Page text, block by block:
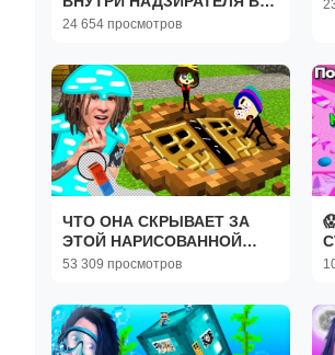
МАЙНКРАФТ!
24 654 просмотров
ЧТО ОНА СКРЫВАЕТ ЗА
ЭТОЙ НАРИСОВАННОЙ
ДВЕРЬЮ В МАЙНКРАФТ
53 309 просмотров